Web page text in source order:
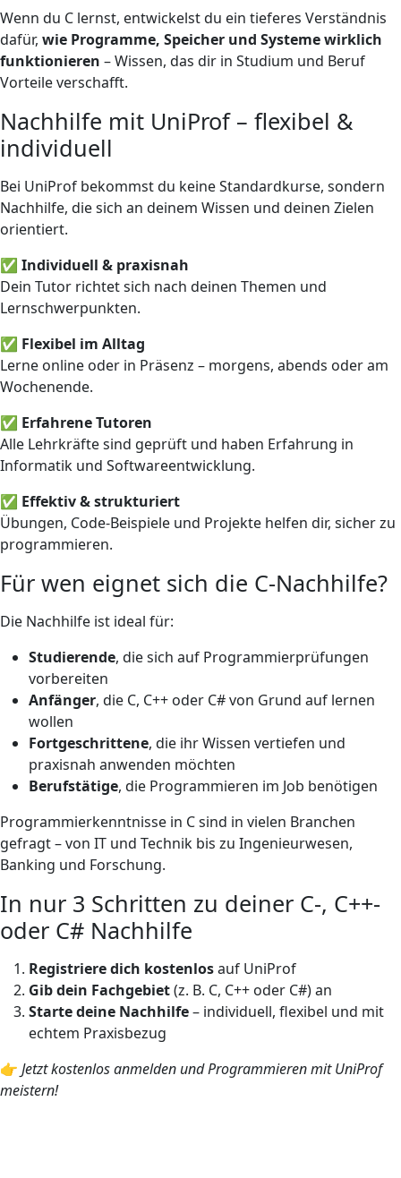
Wenn du C lernst, entwickelst du ein tieferes Verständnis
dafür, wie Programme, Speicher und Systeme wirklich
funktionieren – Wissen, das dir in Studium und Beruf
Vorteile verschafft.
Nachhilfe mit UniProf – flexibel &
individuell
Bei UniProf bekommst du keine Standardkurse, sondern
Nachhilfe, die sich an deinem Wissen und deinen Zielen
orientiert.
✅ Individuell & praxisnah
Dein Tutor richtet sich nach deinen Themen und
Lernschwerpunkten.
✅ Flexibel im Alltag
Lerne online oder in Präsenz – morgens, abends oder am
Wochenende.
✅ Erfahrene Tutoren
Alle Lehrkräfte sind geprüft und haben Erfahrung in
Informatik und Softwareentwicklung.
✅ Effektiv & strukturiert
Übungen, Code-Beispiele und Projekte helfen dir, sicher zu
programmieren.
Für wen eignet sich die C-Nachhilfe?
Die Nachhilfe ist ideal für:
Studierende, die sich auf Programmierprüfungen
vorbereiten
Anfänger, die C, C++ oder C# von Grund auf lernen
wollen
Fortgeschrittene, die ihr Wissen vertiefen und
praxisnah anwenden möchten
Berufstätige, die Programmieren im Job benötigen
Programmierkenntnisse in C sind in vielen Branchen
gefragt – von IT und Technik bis zu Ingenieurwesen,
Banking und Forschung.
In nur 3 Schritten zu deiner C-, C++-
oder C# Nachhilfe
Registriere dich kostenlosauf UniProf
Gib dein Fachgebiet(z. B. C, C++ oder C#) an
Starte deine Nachhilfe– individuell, flexibel und mit
echtem Praxisbezug
👉 Jetzt kostenlos anmelden und Programmieren mit UniProf
meistern!